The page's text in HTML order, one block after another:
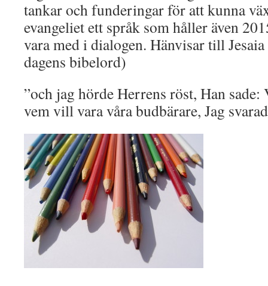
tankar och funderingar för att kunna
evangeliet ett språk som håller även
vara med i dialogen. Hänvisar till
dagens bibelord)
”och jag hörde Herrens röst, Han sade:
vem vill vara våra budbärare, Jag